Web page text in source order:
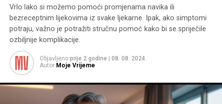
Vrlo lako si možemo pomoći promjenama navika ili
bezreceptnim lijekovima iz svake ljekarne. Ipak, ako simptomi
potraju, važno je potražiti stručnu pomoć kako bi se spriječile
ozbiljnije komplikacije.
Objavljeno prije 2 godine
08. 08. 2024.
Autor Moje Vrijeme